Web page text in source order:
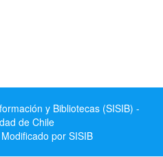
y Bibliotecas (SISIB) -
de Chile
por SISIB